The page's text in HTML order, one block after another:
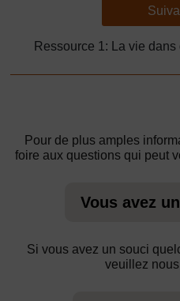
Ressource 1: La vie
Pour de plus amples
foire aux questions qui peut
Vous avez
Si vous avez un souci
veuillez